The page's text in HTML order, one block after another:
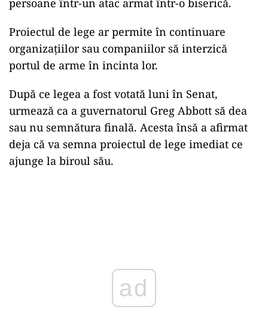
persoane într-un atac armat într-o biserică.
Proiectul de lege ar permite în continuare
organizațiilor sau companiilor să interzică
portul de arme în incinta lor.
După ce legea a fost votată luni în Senat,
urmează ca a guvernatorul Greg Abbott să dea
sau nu semnătura finală. Acesta însă a afirmat
deja că va semna proiectul de lege imediat ce
ajunge la biroul său.
ad